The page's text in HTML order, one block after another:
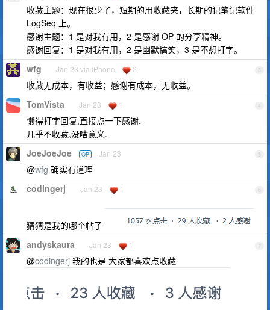
收藏主题：现在很少了，短期的用收藏夹，长期的记笔记软件
LogSeq 上。
感谢主题：1 是对我有用，2 是感谢 OP 的分享精神。
感谢回复：1 是对我有用，2 是幽默搞笑，3 是不想打字。
3
wfg Jan 23 via iPhone 2
收藏无成本，有收益；感谢有成本，无收益。
4
TomVista Jan 23 1
懒得打字回复,直接点一下感谢.
几乎不收藏,没啥意义.
5
JoeJoeJoe OP Jan 23
@wfg 确实有道理
6
codingerj Jan 23 1
猜猜是我的哪个帖子
7
andyskaura Jan 23 1
@codingerj 我的也是 大家都喜欢点收藏